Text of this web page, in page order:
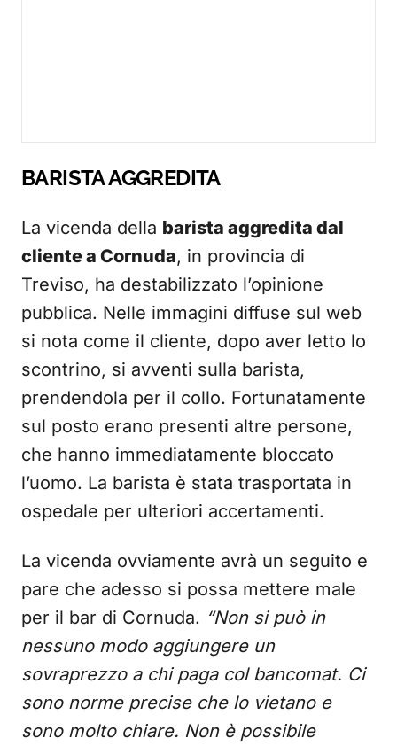
BARISTA AGGREDITA
La vicenda della barista aggredita dal
cliente a Cornuda, in provincia di
Treviso, ha destabilizzato l’opinione
pubblica. Nelle immagini diffuse sul web
si nota come il cliente, dopo aver letto lo
scontrino, si avventi sulla barista,
prendendola per il collo. Fortunatamente
sul posto erano presenti altre persone,
che hanno immediatamente bloccato
l’uomo. La barista è stata trasportata in
ospedale per ulteriori accertamenti.
La vicenda ovviamente avrà un seguito e
pare che adesso si possa mettere male
per il bar di Cornuda. “Non si può in
nessuno modo aggiungere un
sovraprezzo a chi paga col bancomat. Ci
sono norme precise che lo vietano e
sono molto chiare. Non è possibile